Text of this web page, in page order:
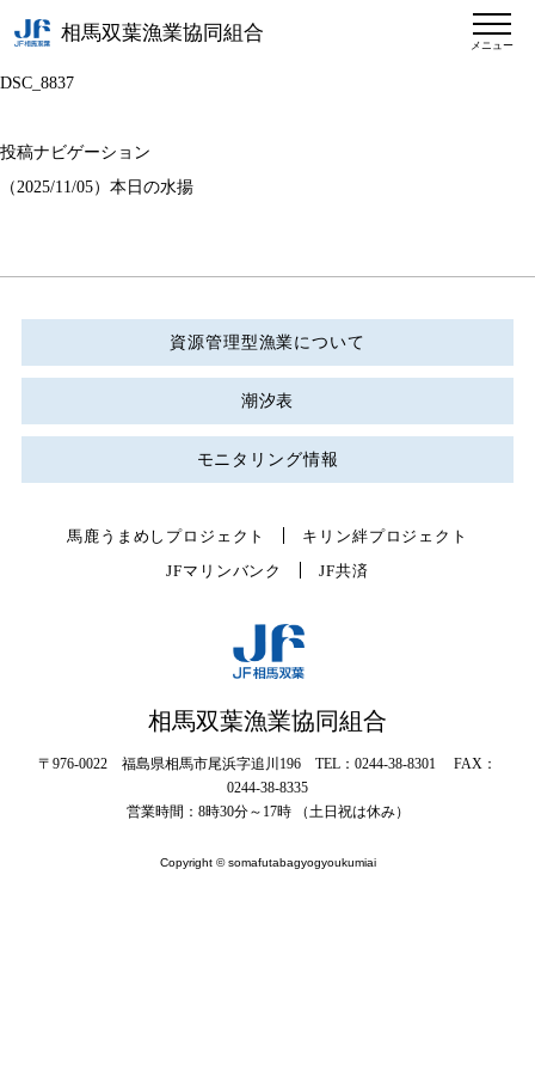
相馬双葉漁業協同組合
メニュー
DSC_8837
投稿ナビゲーション
（2025/11/05）本日の水揚
資源管理型漁業について
潮汐表
モニタリング情報
馬鹿うまめしプロジェクト
キリン絆プロジェクト
JFマリンバンク
JF共済
相馬双葉漁業協同組合
〒976-0022 福島県相馬市尾浜字追川196 TEL：0244-38-8301 FAX：
0244-38-8335
営業時間：8時30分～17時 （土日祝は休み）
Copyright © somafutabagyogyoukumiai